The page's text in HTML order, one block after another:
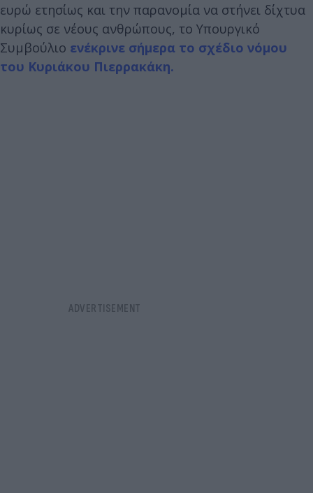
ευρώ ετησίως και την παρανομία να στήνει δίχτυα
κυρίως σε νέους ανθρώπους, το Υπουργικό
Συμβούλιο ενέκρινε σήμερα το σχέδιο νόμου
του Κυριάκου Πιερρακάκη.